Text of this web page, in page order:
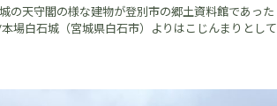
の天守閣の様な建物が登別市の郷土資料館であった
場白石城（宮城県白石市）よりはこじんまりとして